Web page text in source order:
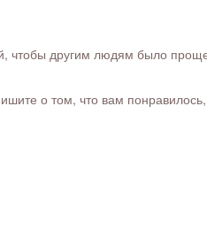
чтобы другим людям было
о том, что вам